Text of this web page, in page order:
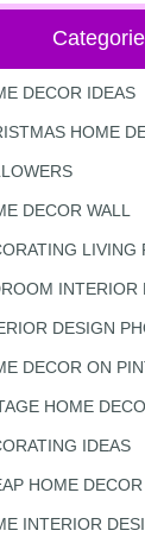
DECOR IDEAS
HOME
DECOR WALL
LIVING
INTERIOR
DESIGN
DECOR ON
HOME
IDEAS
HOME DECOR
INTERIOR